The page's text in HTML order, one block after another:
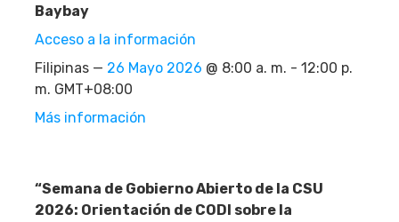
Baybay
Acceso a la información
Filipinas — 26 Mayo 2026 @ 8:00 a. m. - 12:00 p.
m. GMT+08:00
Más información
“Semana de Gobierno Abierto de la CSU
2026: Orientación de CODI sobre la